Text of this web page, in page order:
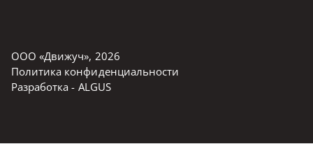
ООО «Движуч», 2026
Политика конфиденциальности
Разработка - ALGUS